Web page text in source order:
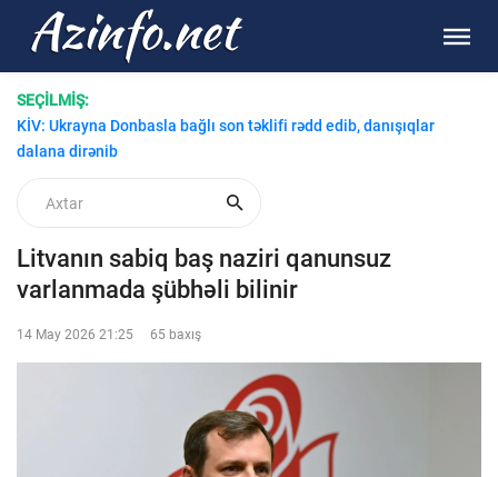
SEÇİLMİŞ:
KİV: Ukrayna Donbasla bağlı son təklifi rədd edib, danışıqlar
dalana dirənib
Litvanın sabiq baş naziri qanunsuz
varlanmada şübhəli bilinir
14 May 2026 21:25 65 baxış